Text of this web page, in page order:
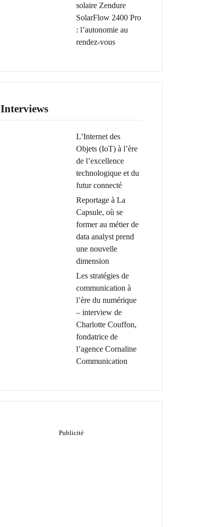
solaire Zendure
SolarFlow 2400 Pro
: l’autonomie au
rendez-vous
Interviews
L’Internet des
Objets (IoT) à l’ère
de l’excellence
technologique et du
futur connecté
Reportage à La
Capsule, où se
former au métier de
data analyst prend
une nouvelle
dimension
Les stratégies de
communication à
l’ère du numérique
– interview de
Charlotte Couffon,
fondatrice de
l’agence Cornaline
Communication